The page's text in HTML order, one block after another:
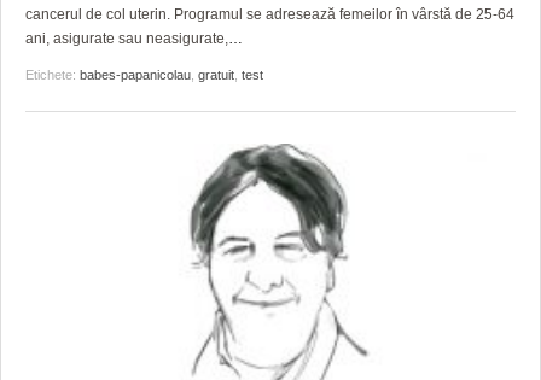
cancerul de col uterin. Programul se adresează femeilor în vârstă de 25-64
ani, asigurate sau neasigurate,…
Etichete: babes-papanicolau gratuit test